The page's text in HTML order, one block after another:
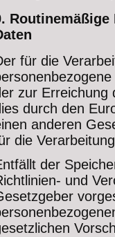
Routinemäßige
für die
zur Erreichung
durch den
anderen
die
der
und